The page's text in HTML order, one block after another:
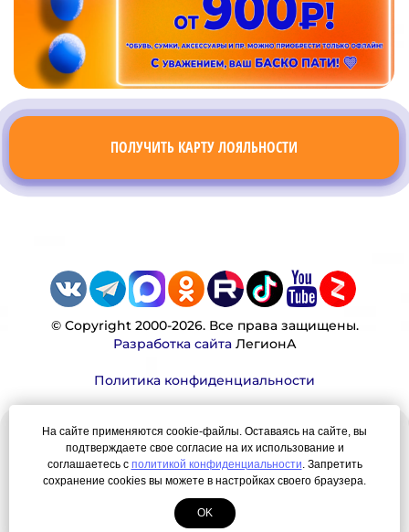
ПОЛУЧИТЬ КАРТУ ЛОЯЛЬНОСТИ
© Copyright 2000-2026. Все права защищены.
Разработка сайтаЛегионА
Политика конфиденциальности
Наша миссия:
Мы — честно, много, давно продаем вещи,
которые Вы ищете. Для нас главная ценность —
результат для нашего клиента!
На сайте применяются cookie-файлы. Оставаясь на сайте, вы
подтверждаете свое согласие на их использование и
соглашаетесь с политикой конфиденциальности. Запретить
сохранение cookies вы можете в настройках своего браузера.
OK